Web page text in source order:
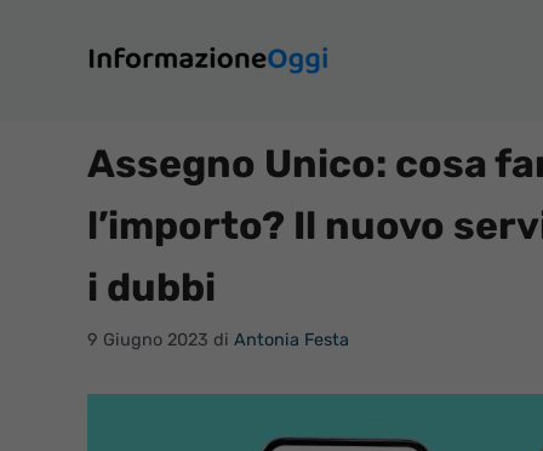
contenuto
Assegno Unico: cosa
l’importo? Il nuovo
i dubbi
9 Giugno 2023 di Antonia Festa